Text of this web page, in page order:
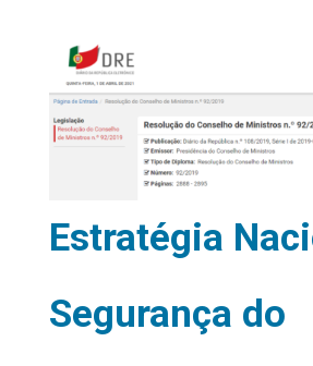
Estratégia
Segurança do